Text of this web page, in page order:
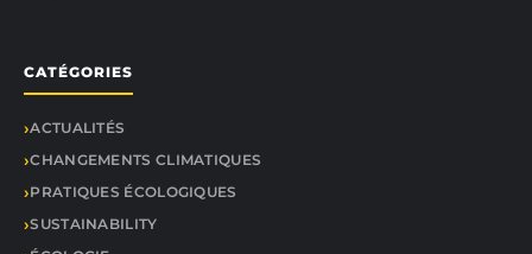
CATÉGORIES
ACTUALITÉS
CHANGEMENTS CLIMATIQUES
PRATIQUES ÉCOLOGIQUES
SUSTAINABILITY